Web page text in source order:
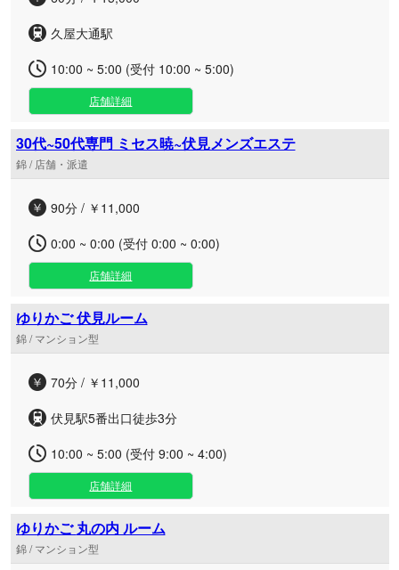
久屋大通駅
10:00 ~ 5:00 (受付 10:00 ~ 5:00)
店舗詳細
30代~50代専門 ミセス暁~伏見メンズエステ
錦 / 店舗・派遣
90分 / ￥11,000
0:00 ~ 0:00 (受付 0:00 ~ 0:00)
店舗詳細
ゆりかご 伏見ルーム
錦 / マンション型
70分 / ￥11,000
伏見駅5番出口徒歩3分
10:00 ~ 5:00 (受付 9:00 ~ 4:00)
店舗詳細
ゆりかご 丸の内 ルーム
錦 / マンション型